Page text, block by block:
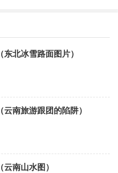
北冰雪路面图片）
南旅游跟团的陷阱）
南山水图）